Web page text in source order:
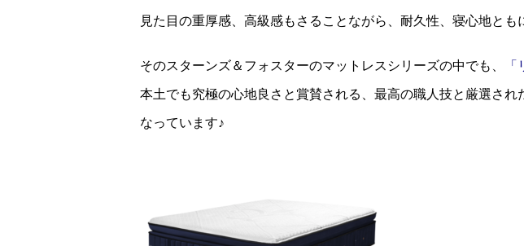
見た目の重厚感、高級感もさることながら、耐久性、寝心地とも
そのスターンズ＆フォスターのマットレスシリーズの中でも、
本土でも究極の心地良さと賞賛される、最高の職人技と厳選され
なっています♪